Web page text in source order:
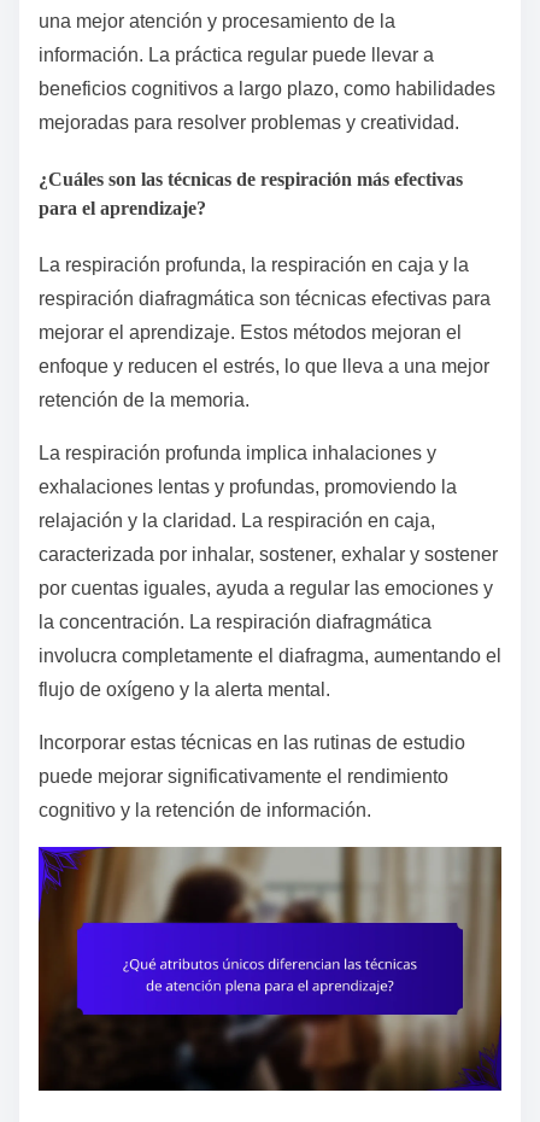
una mejor atención y procesamiento de la
información. La práctica regular puede llevar a
beneficios cognitivos a largo plazo, como habilidades
mejoradas para resolver problemas y creatividad.
¿Cuáles son las técnicas de respiración más efectivas
para el aprendizaje?
La respiración profunda, la respiración en caja y la
respiración diafragmática son técnicas efectivas para
mejorar el aprendizaje. Estos métodos mejoran el
enfoque y reducen el estrés, lo que lleva a una mejor
retención de la memoria.
La respiración profunda implica inhalaciones y
exhalaciones lentas y profundas, promoviendo la
relajación y la claridad. La respiración en caja,
caracterizada por inhalar, sostener, exhalar y sostener
por cuentas iguales, ayuda a regular las emociones y
la concentración. La respiración diafragmática
involucra completamente el diafragma, aumentando el
flujo de oxígeno y la alerta mental.
Incorporar estas técnicas en las rutinas de estudio
puede mejorar significativamente el rendimiento
cognitivo y la retención de información.